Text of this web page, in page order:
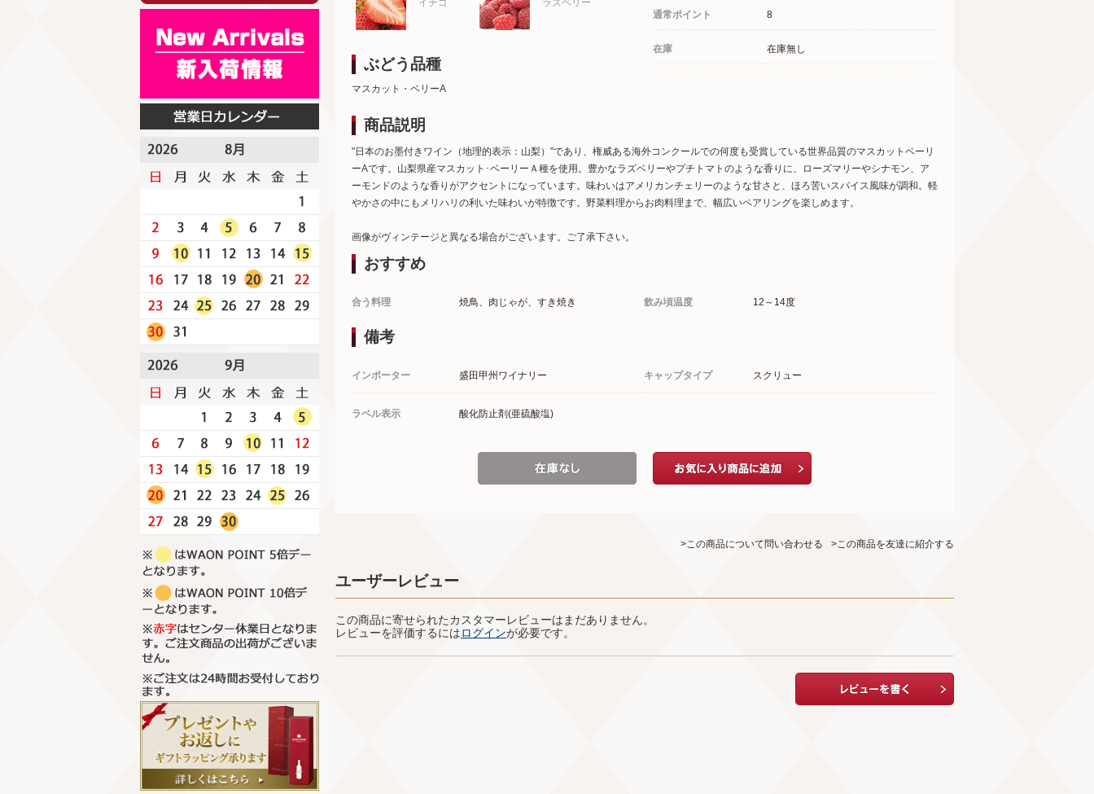
通常ポイント 8
在庫 在庫無し
イチゴ ラズベリー
ぶどう品種
マスカット・ベリーA
商品説明
"日本のお墨付きワイン（地理的表示：山梨）"であり、権威ある海外コンクールでの何度も受賞している世界品質のマスカットベーリ
ーAです。山梨県産マスカット･ベーリーＡ種を使用。豊かなラズベリーやプチトマトのような香りに、ローズマリーやシナモン、ア
ーモンドのような香りがアクセントになっています。味わいはアメリカンチェリーのような甘さと、ほろ苦いスパイス風味が調和。軽
やかさの中にもメリハリの利いた味わいが特徴です。野菜料理からお肉料理まで、幅広いペアリングを楽しめます。
画像がヴィンテージと異なる場合がございます。ご了承下さい。
おすすめ
合う料理 焼鳥、肉じゃが、すき焼き 飲み頃温度 12～14度
備考
インポーター 盛田甲州ワイナリー キャップタイプ スクリュー
ラベル表示 酸化防止剤(亜硫酸塩)
>この商品について問い合わせる >この商品を友達に紹介する
ユーザーレビュー
この商品に寄せられたカスタマーレビューはまだありません。
レビューを評価するにはログインが必要です。